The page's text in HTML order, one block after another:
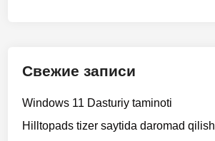
s
Свежие записи
Windows 11 Dasturiy taminoti
Hilltopads tizer saytida daromad qilish